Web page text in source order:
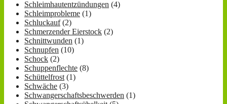
Schleimhautentzündungen (4)
Schleimprobleme (1)
Schluckauf(2)
Schmerzender Eierstock (2)
Schnittwunden (1)
Schnupfen (10)
Schock (2)
Schuppenflechte (8)
Schüttelfrost(1)
Schwäche (3)
Schwangerschaftsbeschwerden (1)